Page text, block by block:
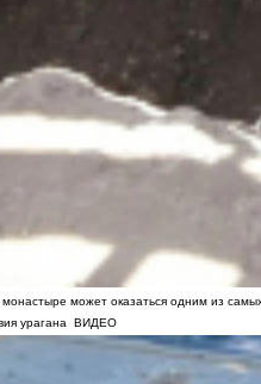
может оказаться одним из
урагана
ВИДЕО